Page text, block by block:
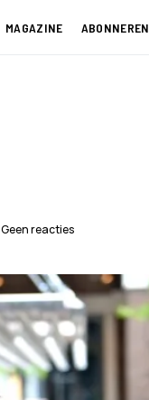
MAGAZINE ABONNEREN
Geen reacties